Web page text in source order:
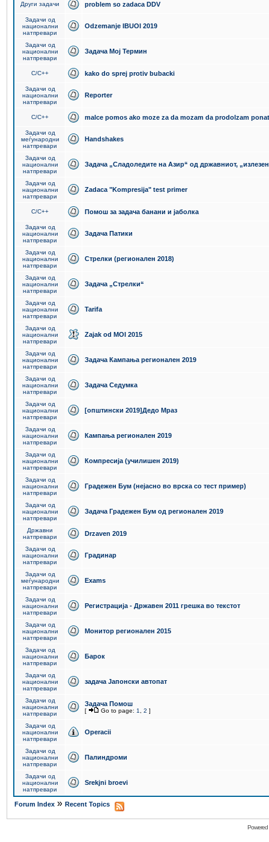
Други задачи problem so zadaca DDV
Задачи од
национални
натпревари
Odzemanje IBUOI 2019
Задачи од
национални
натпревари
Задача Мој Термин
C/C++ kako do sprej protiv bubacki
Задачи од
национални
натпревари
Reporter
C/C++ malce pomos ako moze za da mozam da prodolzam
Задачи од
меѓународни
натпревари
Handshakes
Задачи од
национални
натпревари
Задача „Сладоледите на Азир“ од државниот,
Задачи од
национални
натпревари
Zadaca "Kompresija" test primer
C/C++ Помош за задача банани и јаболка
Задачи од
национални
натпревари
Задача Патики
Задачи од
национални
натпревари
Стрелки (регионален 2018)
Задачи од
национални
натпревари
Задача „Стрелки“
Задачи од
национални
натпревари
Tarifa
Задачи од
национални
натпревари
Zajak od MOI 2015
Задачи од
национални
натпревари
Задача Кампања регионален 2019
Задачи од
национални
натпревари
Задача Седумка
Задачи од
национални
натпревари
[општински 2019]Дедо Мраз
Задачи од
национални
натпревари
Кампања регионален 2019
Задачи од
национални
натпревари
Компресија (училишен 2019)
Задачи од
национални
натпревари
Градежен Бум (нејасно во врска со тест пример)
Задачи од
национални
натпревари
Задача Градежен Бум од регионален 2019
Државни
натпревари
Drzaven 2019
Задачи од
национални
натпревари
Градинар
Задачи од
меѓународни
натпревари
Exams
Задачи од
национални
натпревари
Регистрација - Државен 2011 грешка во текстот
Задачи од
национални
натпревари
Монитор регионален 2015
Задачи од
национални
натпревари
Барок
Задачи од
национални
натпревари
задача Јапонски автопат
Задачи од
национални
натпревари
Задача Помош
[ Go to page: 1 2 ]
Задачи од
национални
натпревари
Operacii
Задачи од
национални
натпревари
Палиндроми
Задачи од
национални
натпревари
Srekjni broevi
Forum Index » Recent Topics